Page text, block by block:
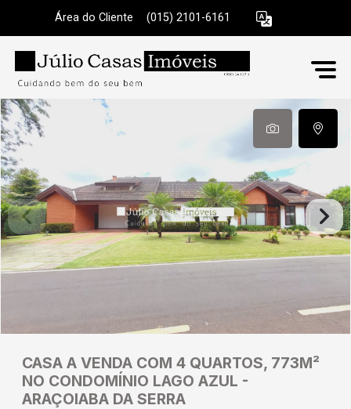
Área do Cliente (015) 2101-6161
CASA A VENDA COM 4 QUARTOS, 773M²
NO CONDOMÍNIO LAGO AZUL -
ARAÇOIABA DA SERRA